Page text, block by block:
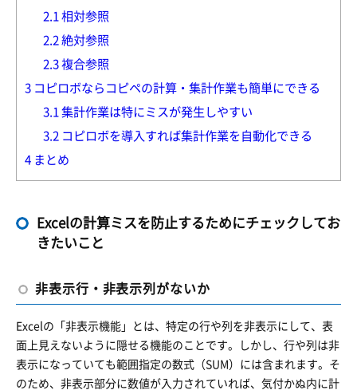
2.1 相対参照
2.2 絶対参照
2.3複合参照
3 コピロボならコピペの計算・集計作業も簡単にできる
3.1 集計作業は特にミスが発生しやすい
3.2 コピロボを導入すれば集計作業を自動化できる
4 まとめ
Excelの計算ミスを防止するためにチェックしてお
きたいこと
非表示行・非表示列がないか
Excelの「非表示機能」とは、特定の行や列を非表示にして、表
面上見えないように隠せる機能のことです。しかし、行や列は非
表示になっていても範囲指定の数式（SUM）には含まれます。そ
のため、非表示部分に数値が入力されていれば、気付かぬ内に計